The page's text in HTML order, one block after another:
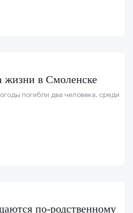
жизни в Смоленске
погибли два человека, среди
по-родственному